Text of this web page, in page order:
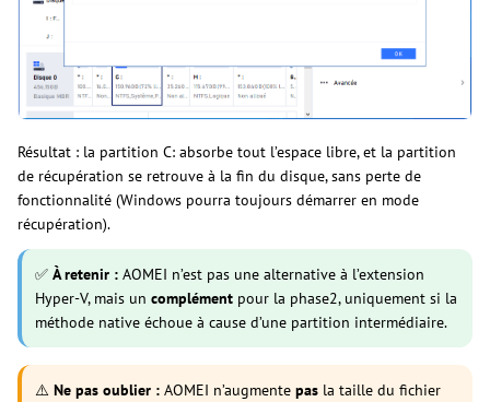
Résultat : la partition C: absorbe tout l’espace libre, et la partition
de récupération se retrouve à la fin du disque, sans perte de
fonctionnalité (Windows pourra toujours démarrer en mode
récupération).
✅ À retenir : AOMEI n’est pas une alternative à l’extension
Hyper-V, mais un complément pour la phase2, uniquement si la
méthode native échoue à cause d’une partition intermédiaire.
⚠️ Ne pas oublier : AOMEI n’augmente pas la taille du fichier